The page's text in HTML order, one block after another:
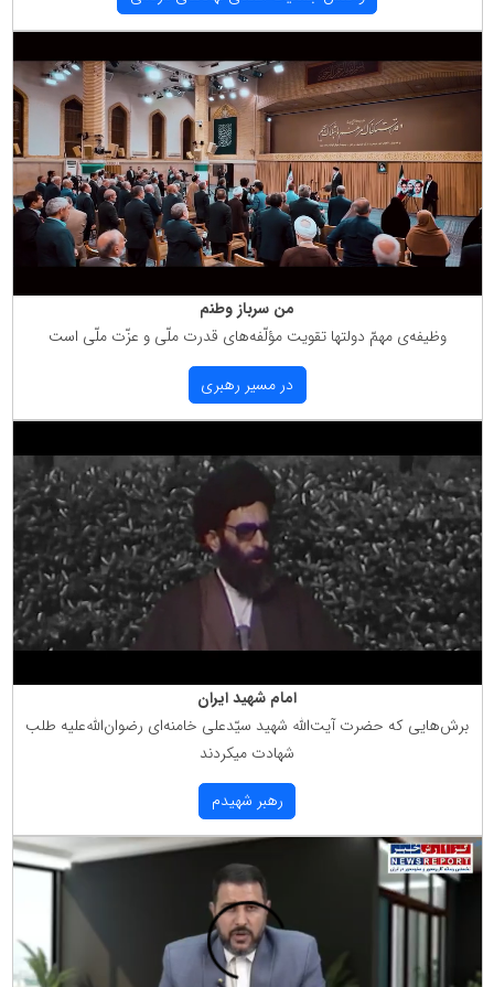
من سرباز وطنم
وظیفه‌ی مهمّ دولتها تقویت مؤلّفه‌های قدرت ملّی و عزّت ملّی است
در مسیر رهبری
امام شهید ایران
برش‌هایی كه حضرت آیت‌الله شهید سیّدعلی خامنه‌ای رضوان‌الله‌علیه طلب
شهادت میكردند
رهبر شهیدم